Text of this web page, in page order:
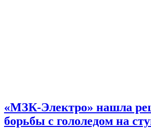
«МЗК-Электро» нашла
борьбы с гололедом на